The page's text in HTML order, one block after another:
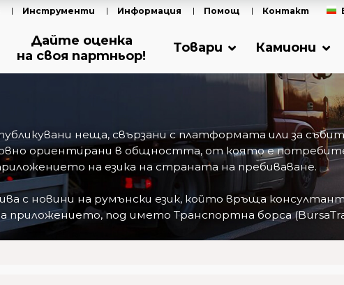
Инструменти Информация Помощ Контакт
Дайте оценка
на своя партньор!
Товари Камиони
неща, свързани с платформата или за
ориентирани в общността, от която е
на езика на страната на пребиваване.
с новини на румънски език, който връща
приложението, под името Транспортна борса